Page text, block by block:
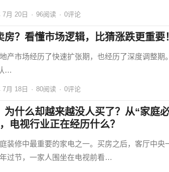
7月 20日 · 96阅读 · 0评论
？看懂市场逻辑，比猜涨跌更重要！
产市场经历了快速扩张期，也经历了深度调整期
…
7月 18日 · 80阅读 · 0评论
为什么却越来越没人买了？从“家庭
电视行业正在经历什么？
装修中最重要的家电之一。买房之后，客厅中央
过节，一家人围坐在电视前看…